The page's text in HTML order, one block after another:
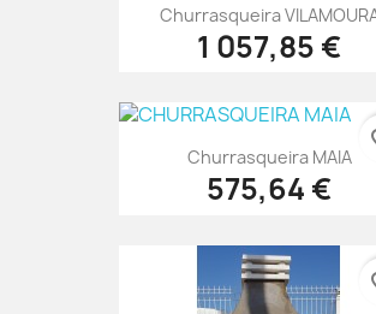
Churrasqueira
1 057,85 €
Churrasqueira MAIA
575,64 €